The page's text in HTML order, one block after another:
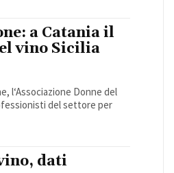
a Catania il
vino Sicilia
l‘Associazione Donne del
del settore per
dati